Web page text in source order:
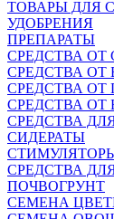
ТОВАРЫ ДЛЯ
УДОБРЕНИЯ
ПРЕПАРАТЫ
СРЕДСТВА ОТ
СРЕДСТВА ОТ
СРЕДСТВА ОТ
СРЕДСТВА ОТ
СРЕДСТВА
СИДЕРАТЫ
СРЕДСТВА
ПОЧВОГРУНТ
СЕМЕНА